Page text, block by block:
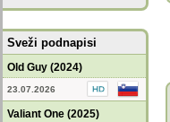
Sveži podnapisi
Old Guy (2024)
23.07.2026
Valiant One (2025)